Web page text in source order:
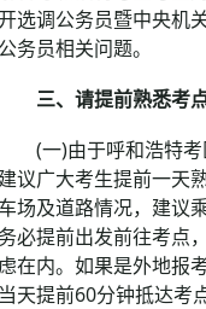
选调公务员暨中央机
务员相关问题。
、请提前熟悉考点
一)由于呼和浩特考区
议广大考生提前一天
场及道路情况，建议
必提前出发前往考点
在内。如果是外地报
天提前60分钟抵达考